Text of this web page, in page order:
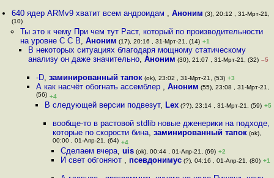
640 ядер ARMv9 хватит всем андроидам ,Аноним (3), 20:12 , 31-Мрт-21,
(10)
Ты это к чему При чем тут Раст, который по производительности
на уровне C C В, Аноним (17), 20:16 , 31-Мрт-21, (14) +1
В некоторых ситуациях благодаря мощному статическому
анализу он даже значительно, Аноним (30), 21:07 , 31-Мрт-21, (32) –5
-D,заминированный тапок (ok), 23:02 , 31-Мрт-21, (53) +3
А как насчёт обогнать ассемблер ,Аноним (55), 23:08 , 31-Мрт-21,
(56) +4
В следующей версии подвезут, Lex(??), 23:14 , 31-Мрт-21, (59) +5
вообще-то в растовой stdlib новые дженерики на подходе,
которые по скорости бина, заминированный тапок(ok),
00:00 , 01-Апр-21, (64) +4
Сделаем вчера,uis (ok), 00:44 , 01-Апр-21, (69) +2
И свет обгоняют , псевдонимус (?), 04:16 , 01-Апр-21, (80) +1